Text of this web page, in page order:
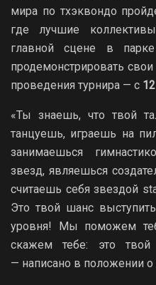
мира по тхэквондо
где лучшие
главной сцене в
продемонстрировать
проведения турнира — с
«Ты знаешь, что твой
танцуешь, играешь на
занимаешься
звезд, являешься
считаешь себя звездой
Это твой шанс
уровня! Мы поможем
скажем тебе: это
— написано в положении о